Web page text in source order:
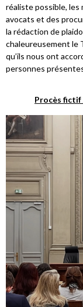
réaliste possible, les
avocats et des
la rédaction de
chaleureusement le
qu’ils nous ont
personnes
Procès fictif